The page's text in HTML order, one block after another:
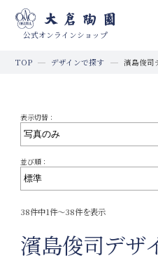
公式オンラインショップ
TOP デザインで探す 濱島俊司
表示切替：
並び順：
38件中1件～38件を表示
濱島俊司デザ